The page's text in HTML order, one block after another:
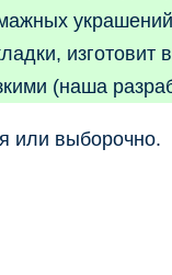
(наша
или выборочно.